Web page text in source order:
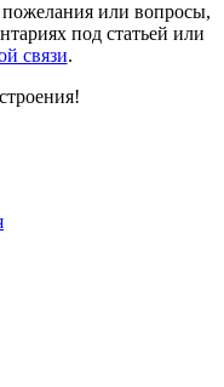
или вопросы,
под статьей или
связи.